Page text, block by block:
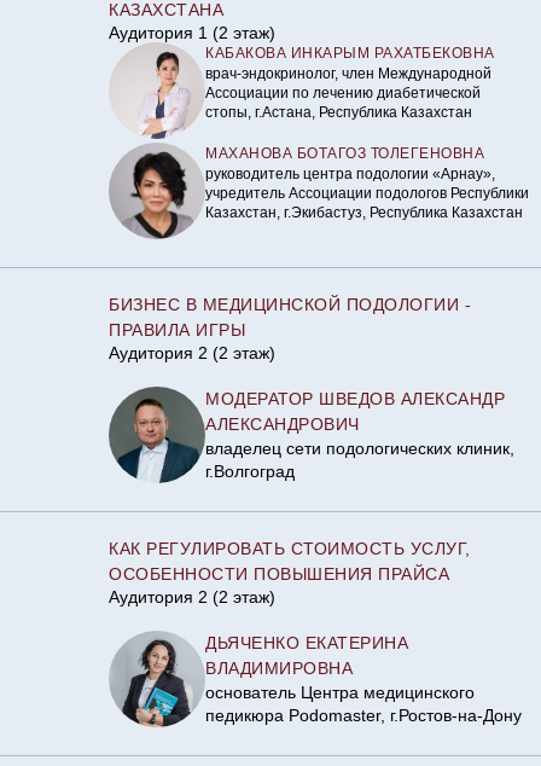
КАЗАХСТАНА
Аудитория 1 (2 этаж)
КАБАКОВА ИНКАРЫМ РАХАТБЕКОВНА
врач-эндокринолог, член Международной
Ассоциации по лечению диабетической
стопы, г.Астана, Республика Казахстан
МАХАНОВА БОТАГОЗ ТОЛЕГЕНОВНА
руководитель центра подологии «Арнау»,
учредитель Ассоциации подологов Республики
Казахстан, г.Экибастуз, Республика Казахстан
БИЗНЕС В МЕДИЦИНСКОЙ ПОДОЛОГИИ -
ПРАВИЛА ИГРЫ
Аудитория 2 (2 этаж)
МОДЕРАТОР ШВЕДОВ АЛЕКСАНДР
АЛЕКСАНДРОВИЧ
владелец сети подологических клиник,
г.Волгоград
КАК РЕГУЛИРОВАТЬ СТОИМОСТЬ УСЛУГ,
ОСОБЕННОСТИ ПОВЫШЕНИЯ ПРАЙСА
Аудитория 2 (2 этаж)
ДЬЯЧЕНКО ЕКАТЕРИНА
ВЛАДИМИРОВНА
основатель Центра медицинского
педикюра Podomaster, г.Ростов-на-Дону